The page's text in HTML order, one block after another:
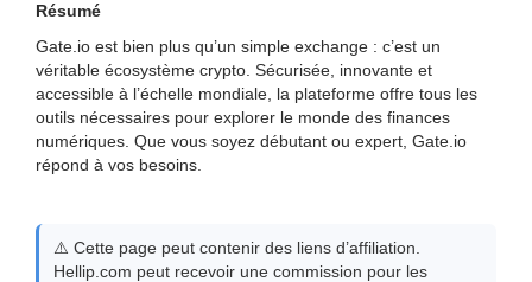
Résumé
Gate.io est bien plus qu’un simple exchange : c’est un
véritable écosystème crypto. Sécurisée, innovante et
accessible à l’échelle mondiale, la plateforme offre tous les
outils nécessaires pour explorer le monde des finances
numériques. Que vous soyez débutant ou expert, Gate.io
répond à vos besoins.
⚠️ Cette page peut contenir des liens d’affiliation.
Hellip.com peut recevoir une commission pour les